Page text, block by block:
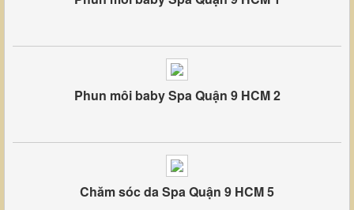
Phun môi baby Spa Quận 9 HCM 2
Chăm sóc da Spa Quận 9 HCM 5